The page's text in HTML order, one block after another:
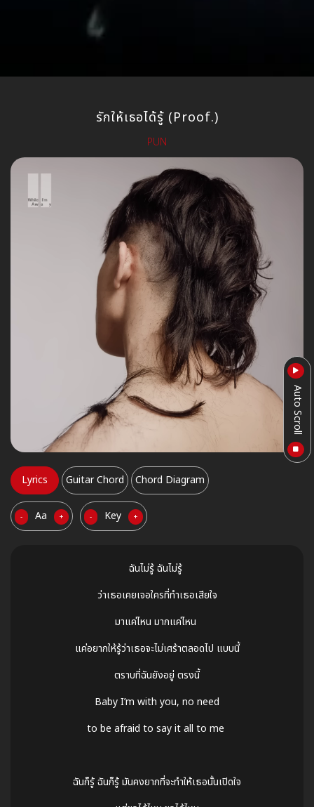
รักให้เธอได้รู้ (Proof.)
PUN
Lyrics Guitar Chord Chord Diagram
- Aa + - Key +
Auto Scroll
ฉันไม่รู้ ฉันไม่รู้
ว่าเธอเคยเจอใครที่ทำเธอเสียใจ
มาแค่ไหน มากแค่ไหน
แค่อยากให้รู้ว่าเธอจะไม่เศร้าตลอดไป แบบนี้
ตราบที่ฉันยังอยู่ ตรงนี้
Baby I’m with you, no need
to be afraid to say it all to me
ฉันก็รู้ ฉันก็รู้ มันคงยากที่จะทำให้เธอนั้นเปิดใจ